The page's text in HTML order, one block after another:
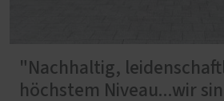
"Nachhaltig,
höchstem Niveau...wir